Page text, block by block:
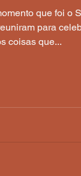
que foi o
para
coisas que...